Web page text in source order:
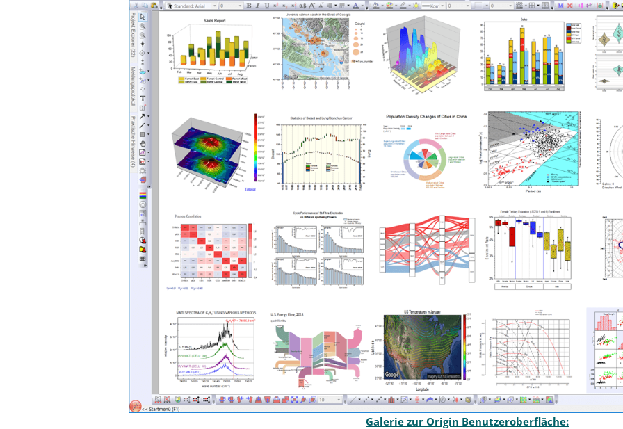
Galerie zur Origin Benutzeroberfläche: